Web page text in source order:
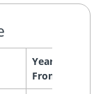
Year
From